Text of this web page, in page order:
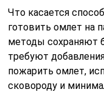
Что касается
готовить омлет на
методы сохраняют
требуют
пожарить омлет,
сковороду и